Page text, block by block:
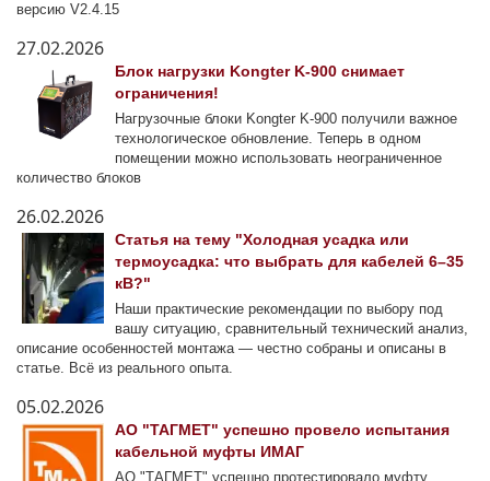
версию V2.4.15
27.02.2026
Блок нагрузки Kongter K-900 снимает
ограничения!
Нагрузочные блоки Kongter K-900 получили важное
технологическое обновление. Теперь в одном
помещении можно использовать неограниченное
количество блоков
26.02.2026
Статья на тему "Холодная усадка или
термоусадка: что выбрать для кабелей 6–35
кВ?"
Наши практические рекомендации по выбору под
вашу ситуацию, сравнительный технический анализ,
описание особенностей монтажа — честно собраны и описаны в
статье. Всё из реального опыта.
05.02.2026
АО "ТАГМЕТ" успешно провело испытания
кабельной муфты ИМАГ
АО "ТАГМЕТ" успешно протестировало муфту